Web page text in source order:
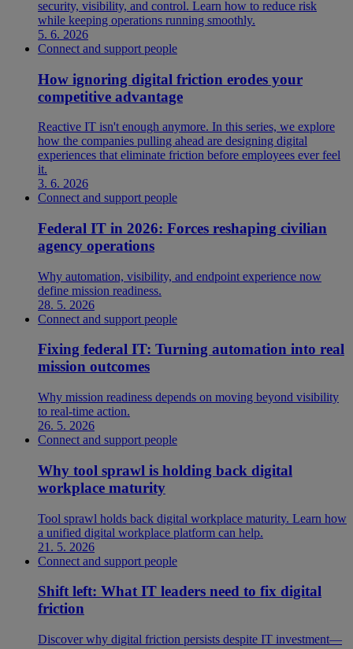
security, visibility, and control. Learn how to reduce risk
while keeping operations running smoothly.
5. 6. 2026
Connect and support people
How ignoring digital friction erodes your
competitive advantage
Reactive IT isn't enough anymore. In this series, we explore
how the companies pulling ahead are designing digital
experiences that eliminate friction before employees ever feel
it.
3. 6. 2026
Connect and support people
Federal IT in 2026: Forces reshaping civilian
agency operations
Why automation, visibility, and endpoint experience now
define mission readiness.
28. 5. 2026
Connect and support people
Fixing federal IT: Turning automation into real
mission outcomes
Why mission readiness depends on moving beyond visibility
to real-time action.
26. 5. 2026
Connect and support people
Why tool sprawl is holding back digital
workplace maturity
Tool sprawl holds back digital workplace maturity. Learn how
a unified digital workplace platform can help.
21. 5. 2026
Connect and support people
Shift left: What IT leaders need to fix digital
friction
Discover why digital friction persists despite IT investment—